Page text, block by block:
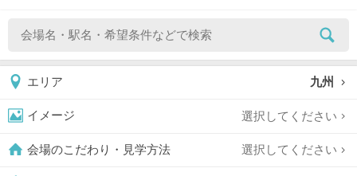
エリア 九州
イメージ 選択してください
会場のこだわり・見学方法 選択してください